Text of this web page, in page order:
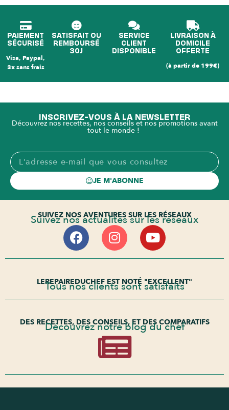
PAIEMENT
SÉCURISÉ
Visa, Paypal,
3x sans frais
SATISFAIT OU
REMBOURSÉ
30J
SERVICE
CLIENT
DISPONIBLE
LIVRAISON À
DOMICILE
OFFERTE
(à partir de 199€)
INSCRIVEZ-VOUS À LA NEWSLETTER
Découvrez nos recettes, nos conseils et nos promotions avant
tout le monde !
JE M'ABONNE
SUIVEZ NOS AVENTURES SUR LES RÉSEAUX
Suivez nos actualités sur les réseaux
LEREPAIREDUCHEF EST NOTÉ "EXCELLENT"
Tous nos clients sont satisfaits
DES RECETTES, DES CONSEILS, ET DES COMPARATIFS
Découvrez notre blog du chef